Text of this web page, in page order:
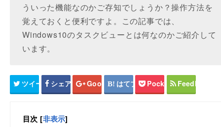
ういった機能なのかご存知でしょうか？操作方法を
覚えておくと便利ですよ。この記事では、
Windows10のタスクビューとは何なのかご紹介して
います。
ツイート シェア Google+ はてブ Pocket Feedly
目次 [非表示]